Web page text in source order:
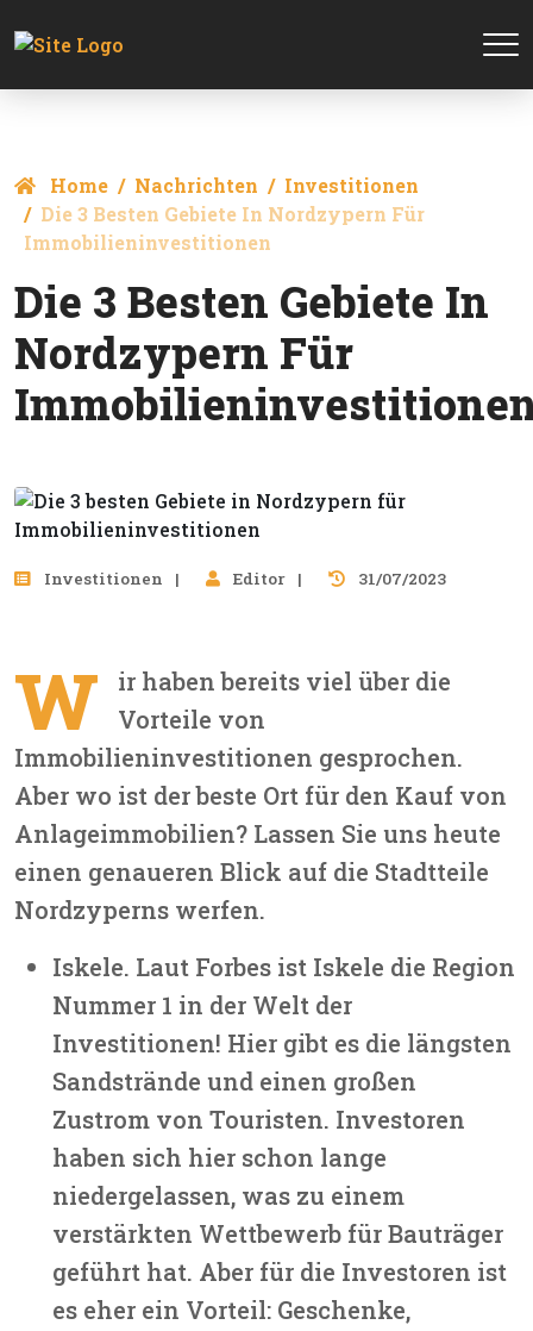
Home Nachrichten
Investitionen
Die 3 Besten Gebiete In Nordzypern Für
Immobilieninvestitionen
Die 3 Besten Gebiete In
Nordzypern Für
Investitionen Editor 31/07/2023
W
ir haben bereits viel über die
Vorteile von
Immobilieninvestitionen gesprochen.
Aber wo ist der beste Ort für den Kauf von
Anlageimmobilien? Lassen Sie uns heute
einen genaueren Blick auf die Stadtteile
Nordzyperns werfen.
Iskele. Laut Forbes ist Iskele die Region
Nummer 1 in der Welt der
Investitionen! Hier gibt es die längsten
Sandstrände und einen großen
Zustrom von Touristen. Investoren
haben sich hier schon lange
niedergelassen, was zu einem
verstärkten Wettbewerb für Bauträger
geführt hat. Aber für die Investoren ist
es eher ein Vorteil: Geschenke,